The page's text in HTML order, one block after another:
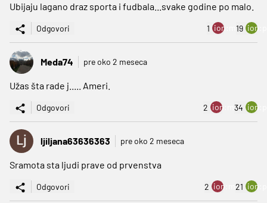
Ubijaju lagano draz sporta i fudbala...svake godine po malo.
Odgovori 1 ion:minus
19
Meda74 pre oko 2 meseca
Užas šta rade j..... Ameri.
Odgovori 2 ion:minus
34
ljiljana63636363 pre oko 2 meseca
Sramota sta ljudi prave od prvenstva
Odgovori 2 ion:minus
21